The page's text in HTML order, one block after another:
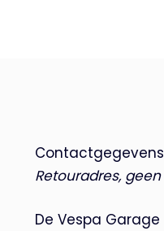
Contactgegevens
Retouradres,
De Vespa Garage